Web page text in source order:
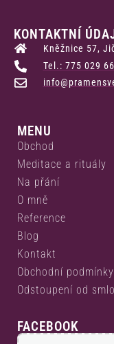
KONTAKTNÍ
Kněžnice 57,
Tel.: 775 029
MENU
Obchod
Meditace a rituály
Na přání
O mně
Reference
Blog
Kontakt
Obchodní podmínky
Odstoupení od
FACEBOOK